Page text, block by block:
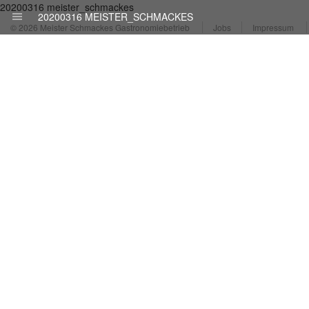
20200316 MEISTER_SCHMACKES
20200316 meister_schmackes
© 2026 Meister Schmackes Gastronomiebetrieb Jobs Impressum